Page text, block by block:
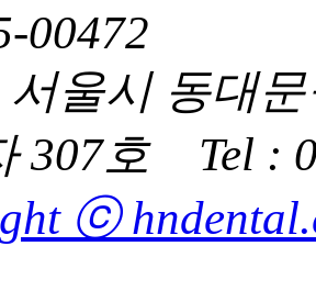
00472
서울시 동대
307호 Tel :
ⓒ